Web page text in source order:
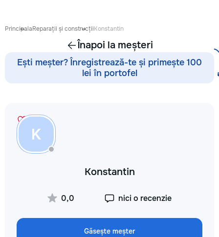
полировку стекла
улучшения
царапин на
стандартов
технологии.
PrincipalaReparații și construcțiiKonstantin
Înapoi la meșteri
Ești meșter? Înregistrează-te și primește 100
lei în portofel
K
Konstantin
0,0 nici o recenzie
Găsește meșter